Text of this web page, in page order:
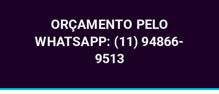
ORÇAMENTO PELO
WHATSAPP: (11) 94866-
9513